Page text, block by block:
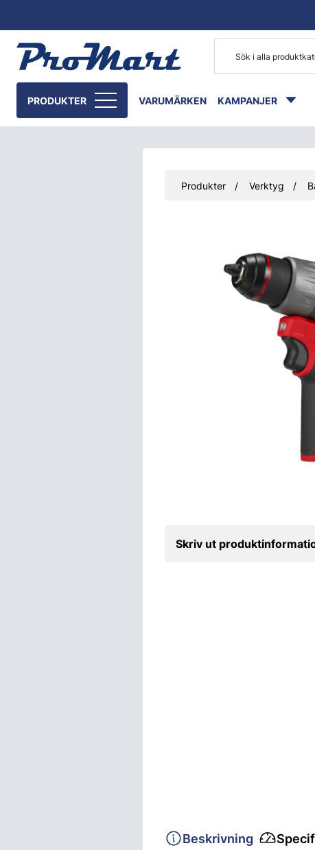
PRODUKTER VARUMÄRKEN KAMPANJER
Produkter Verktyg
Skriv ut
Beskrivning